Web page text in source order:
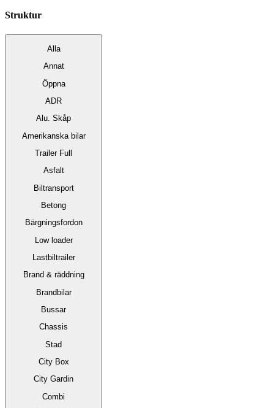
Struktur
Alla
Annat
Öppna
ADR
Alu. Skåp
Amerikanska bilar
Trailer Full
Asfalt
Biltransport
Betong
Bärgningsfordon
Low loader
Lastbiltrailer
Brand & räddning
Brandbilar
Bussar
Chassis
Stad
City Box
City Gardin
Combi